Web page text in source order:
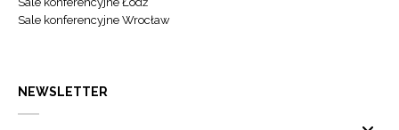
Sale konferencyjne Wrocław
NEWSLETTER